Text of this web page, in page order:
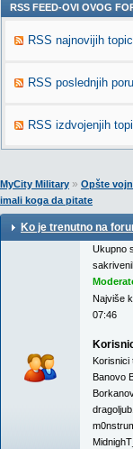
RSS FEED-OVI OVOG
RSS najnovijih
RSS poslednjih
RSS izdvojenjih
MyCity Military » Opšte
imali koga da pitate
Ko je trenutno na
Ukupno
Najviše
07:46
Korisnici
Banovo